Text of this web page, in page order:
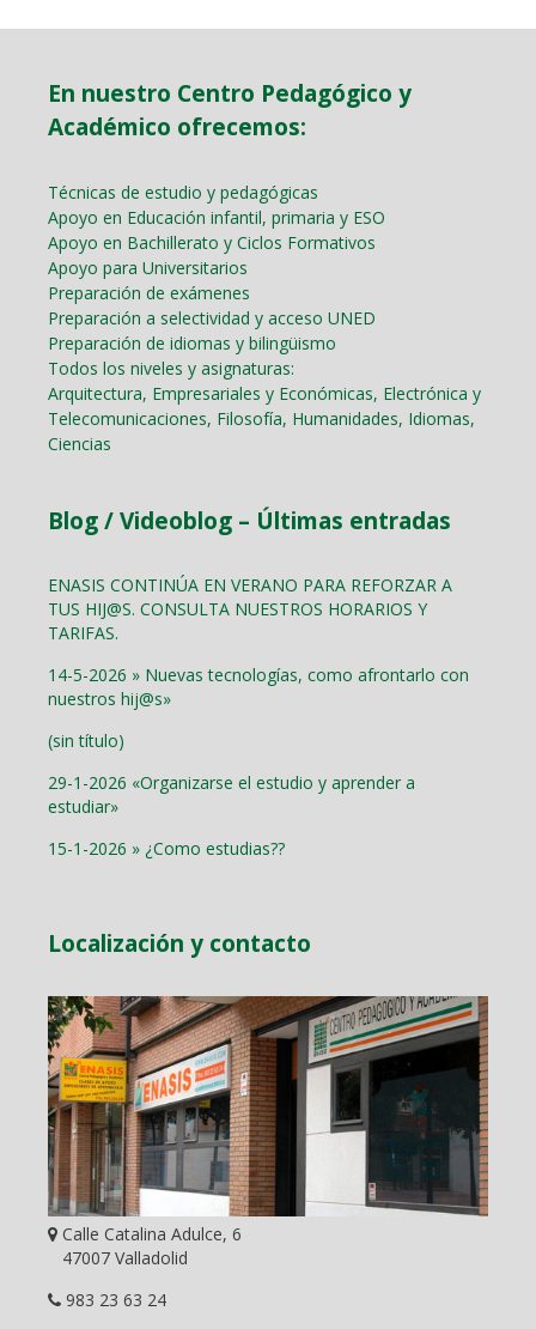
En nuestro Centro Pedagógico y
Académico ofrecemos:
Técnicas de estudio y pedagógicas
Apoyo en Educación infantil, primaria y ESO
Apoyo en Bachillerato y Ciclos Formativos
Apoyo para Universitarios
Preparación de exámenes
Preparación a selectividad y acceso UNED
Preparación de idiomas y bilingüismo
Todos los niveles y asignaturas:
Arquitectura, Empresariales y Económicas, Electrónica y
Telecomunicaciones, Filosofía, Humanidades, Idiomas,
Ciencias
Blog / Videoblog – Últimas entradas
ENASIS CONTINÚA EN VERANO PARA REFORZAR A
TUS HIJ@S. CONSULTA NUESTROS HORARIOS Y
TARIFAS.
14-5-2026 » Nuevas tecnologías, como afrontarlo con
nuestros hij@s»
(sin título)
29-1-2026 «Organizarse el estudio y aprender a
estudiar»
15-1-2026 » ¿Como estudias??
Localización y contacto
Calle Catalina Adulce, 6
47007 Valladolid
983 23 63 24